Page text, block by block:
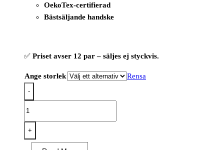
OekoTex-certifierad
Bästsäljande handske
✅ Priset avser 12 par – säljes ej styckvis.
Ange storlek Rensa
-
Flexible
Supreme
+